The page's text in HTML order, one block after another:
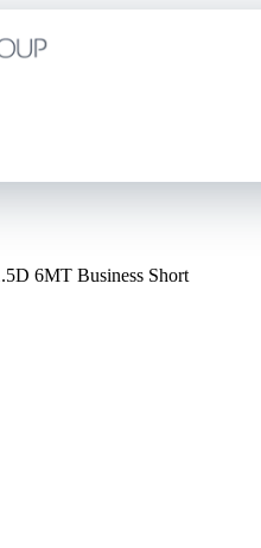
6MT Business Short